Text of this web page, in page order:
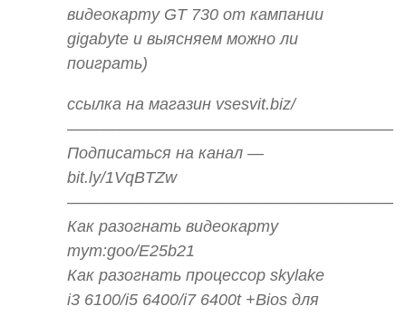
видеокарту GT 730 от кампании
gigabyte и выясняем можно ли
поиграть)
ссылка на магазин vsesvit.biz/
————————————————————
Подписаться на канал —
bit.ly/1VqBTZw
————————————————————
Как разогнать видеокарту
тут:goo/E25b21
Как разогнать процессор skylake
i3 6100/i5 6400/i7 6400t +Bios для